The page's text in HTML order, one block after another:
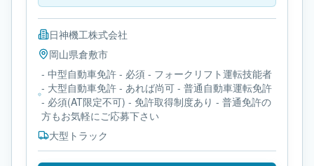
日神機工株式会社
岡山県倉敷市
- 中型自動車免許 - 必須 - フォークリフト運転技能者
- 大型自動車免許 - あれば尚可 - 普通自動車運転免許
- 必須(AT限定不可) - 免許取得制度あり - 普通免許の
方もお気軽にご応募下さい
大型トラック